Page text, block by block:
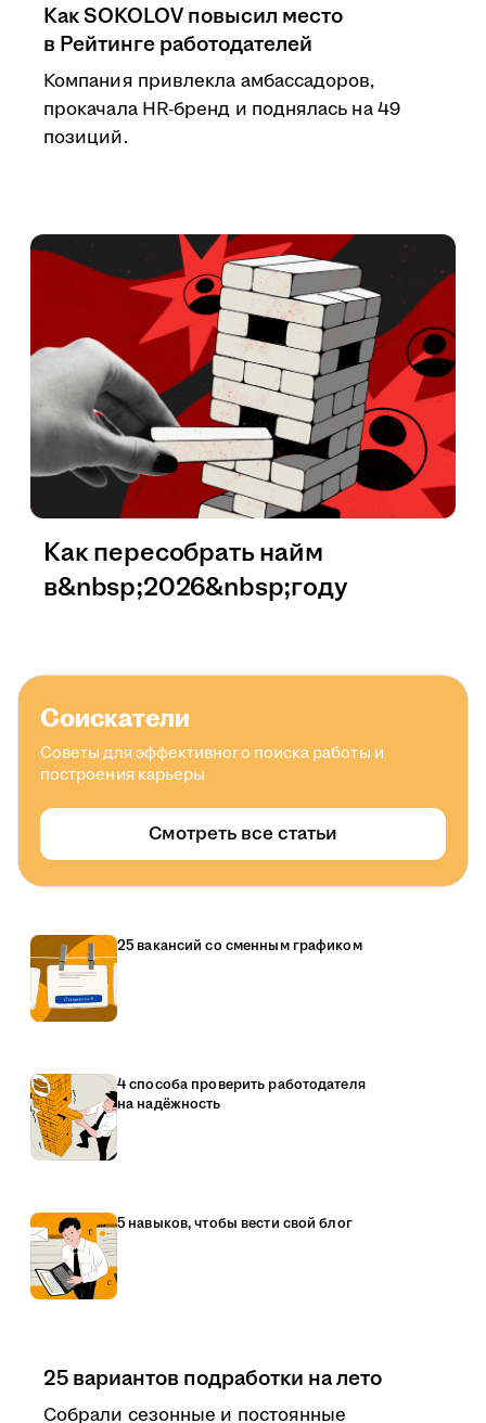
Как SOKOLOV повысил место
в Рейтинге работодателей
Компания привлекла амбассадоров,
прокачала HR-бренд и поднялась на 49
позиций.
Как пересобрать найм
в&nbsp;2026&nbsp;году
Соискатели
Советы для эффективного поиска работы и
построения карьеры
Смотреть все статьи
25 вакансий со сменным графиком
4 способа проверить работодателя
на надёжность
5 навыков, чтобы вести свой блог
25 вариантов подработки на лето
Собрали сезонные и постоянные